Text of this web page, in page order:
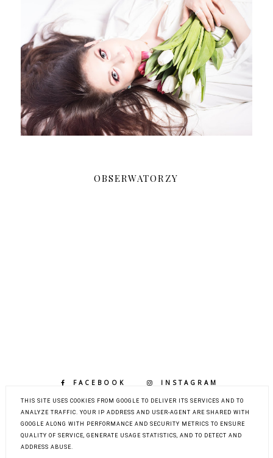
OBSERWATORZY
FACEBOOK INSTAGRAM
BLOGLOVIN
COPYRIGHT ©
MODA, URODA, DOM, DZIECKO
THIS SITE USES COOKIES FROM GOOGLE TO DELIVER ITS SERVICES AND TO
ANALYZE TRAFFIC. YOUR IP ADDRESS AND USER-AGENT ARE SHARED WITH
GOOGLE ALONG WITH PERFORMANCE AND SECURITY METRICS TO ENSURE
QUALITY OF SERVICE, GENERATE USAGE STATISTICS, AND TO DETECT AND
ADDRESS ABUSE.